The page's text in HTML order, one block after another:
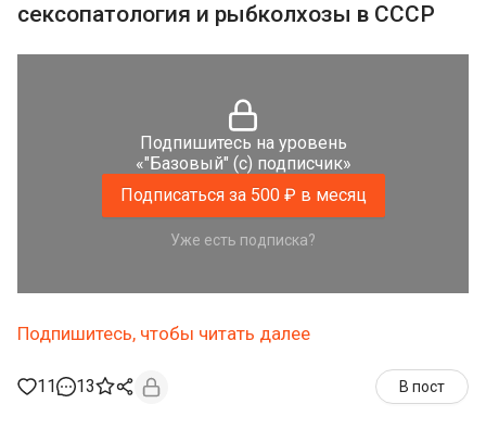
сексопатология и рыбколхозы в СССР
Подпишитесь на уровень
«"Базовый" (с) подписчик»
Подписаться за 500 ₽ в месяц
Уже есть подписка?
Подпишитесь, чтобы читать далее
11 13 В пост